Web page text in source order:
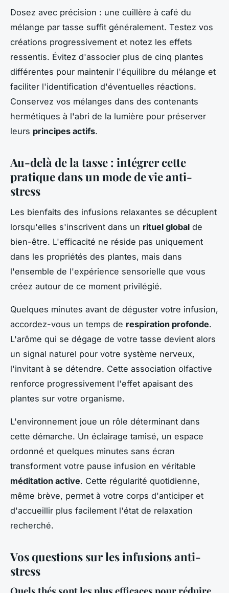
Dosez avec précision : une cuillère à café du
mélange par tasse suffit généralement. Testez vos
créations progressivement et notez les effets
ressentis. Évitez d'associer plus de cinq plantes
différentes pour maintenir l'équilibre du mélange et
faciliter l'identification d'éventuelles réactions.
Conservez vos mélanges dans des contenants
hermétiques à l'abri de la lumière pour préserver
leurs principes actifs.
Au-delà de la tasse : intégrer cette
pratique dans un mode de vie anti-
stress
Les bienfaits des infusions relaxantes se décuplent
lorsqu'elles s'inscrivent dans un rituel global de
bien-être. L'efficacité ne réside pas uniquement
dans les propriétés des plantes, mais dans
l'ensemble de l'expérience sensorielle que vous
créez autour de ce moment privilégié.
Quelques minutes avant de déguster votre infusion,
accordez-vous un temps de respiration profonde.
L'arôme qui se dégage de votre tasse devient alors
un signal naturel pour votre système nerveux,
l'invitant à se détendre. Cette association olfactive
renforce progressivement l'effet apaisant des
plantes sur votre organisme.
L'environnement joue un rôle déterminant dans
cette démarche. Un éclairage tamisé, un espace
ordonné et quelques minutes sans écran
transforment votre pause infusion en véritable
méditation active. Cette régularité quotidienne,
même brève, permet à votre corps d'anticiper et
d'accueillir plus facilement l'état de relaxation
recherché.
Vos questions sur les infusions anti-
stress
Quels thés sont les plus efficaces pour réduire